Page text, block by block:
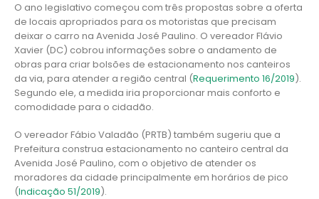
O ano legislativo começou com três propostas sobre a oferta
de locais apropriados para os motoristas que precisam
deixar o carro na Avenida José Paulino. O vereador Flávio
Xavier (DC) cobrou informações sobre o andamento de
obras para criar bolsões de estacionamento nos canteiros
da via, para atender a região central (Requerimento 16/2019).
Segundo ele, a medida iria proporcionar mais conforto e
comodidade para o cidadão.
O vereador Fábio Valadão (PRTB) também sugeriu que a
Prefeitura construa estacionamento no canteiro central da
Avenida José Paulino, com o objetivo de atender os
moradores da cidade principalmente em horários de pico
(Indicação 51/2019).